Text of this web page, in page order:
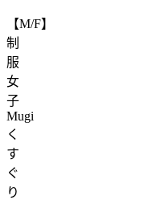
【M/F】
制
服
女
子
Mugi
く
す
ぐ
り